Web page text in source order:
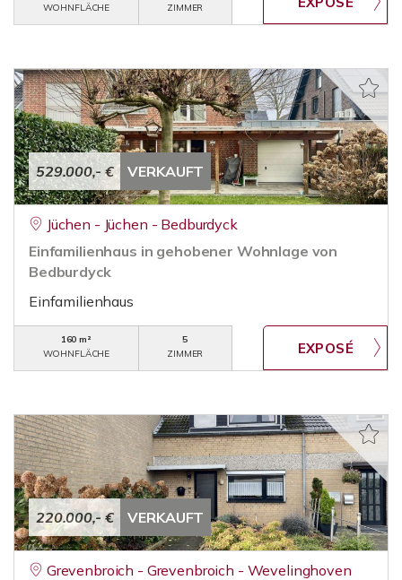
WOHNFLÄCHE
ZIMMER
529.000,- € VERKAUFT
Jüchen - Jüchen - Bedburdyck
Einfamilienhaus in gehobener Wohnlage von
Bedburdyck
Einfamilienhaus
160 m²
WOHNFLÄCHE
5
ZIMMER
220.000,- € VERKAUFT
Grevenbroich - Grevenbroich - Wevelinghoven